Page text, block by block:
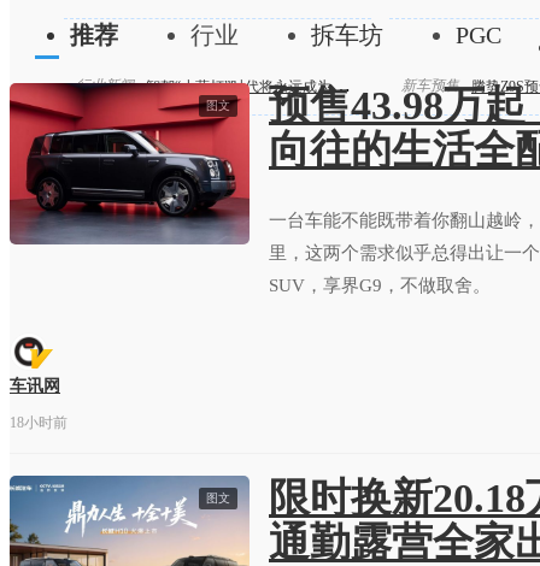
行业新闻 智驾“小蓝灯”时代将永远成为历史 新车预售 腾势Z9S
推荐 行业 拆车坊 PGC
图文
预售43.98万
向往的生活全
一台车能不能既带着你翻山越岭
里，这两个需求似乎总得出让一
SUV，享界G9，不做取舍。
车讯网
18小时前
图文
限时换新
通勤露营全家